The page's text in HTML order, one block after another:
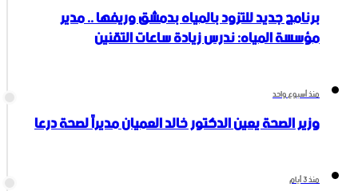
برنامج جديد للتزود بالمياه بدمشق وريفها .. مدير
مؤسسة المياه: ندرس زيادة ساعات التقنين
منذ أسبوع واحد
وزير الصحة يعين الدكتور خالد العميان مديراً لصحة درعا
منذ 3 أيام